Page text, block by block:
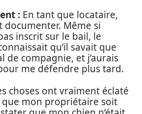
: En tant que locataire,
documenter. Même si
inscrit sur le bail, le
qu’il savait que
de compagnie, et j’aurais
me défendre plus tard.
choses ont vraiment éclaté
mon propriétaire soit